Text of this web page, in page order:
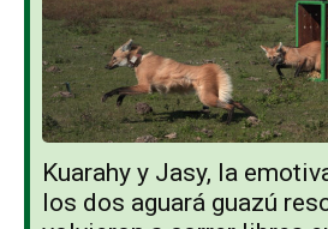
Kuarahy y Jasy, la
los dos aguará guazú